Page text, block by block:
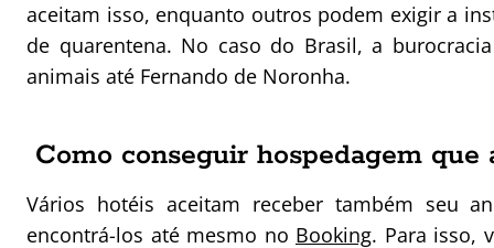
aceitam isso, enquanto outros podem exigir a
de quarentena. No caso do Brasil, a
animais até Fernando de Noronha.
Como conseguir hospedagem que
Vários hotéis aceitam receber também seu
encontrá-los até mesmo no Booking. Para isso,